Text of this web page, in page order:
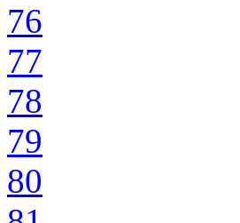
76
77
78
79
80